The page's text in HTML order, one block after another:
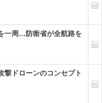
一周…防衛省が全航路を
ドローンのコンセプト